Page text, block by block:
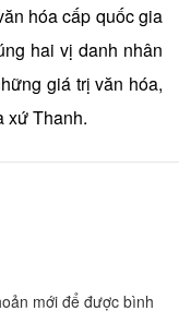
hóa cấp quốc gia
hai vị danh nhân
giá trị văn hóa,
xứ Thanh.
mới để được bình